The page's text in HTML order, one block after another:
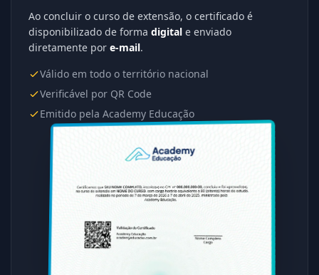
Ao concluir o curso de extensão, o certificado é
disponibilizado de forma digital e enviado
diretamente por e-mail.
Válido em todo o território nacional
Verificável por QR Code
Emitido pela Academy Educação